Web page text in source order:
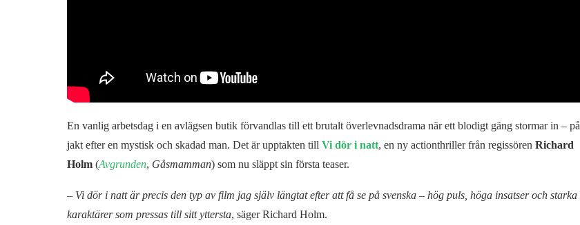
En vanlig arbetsdag i en avlägsen butik förvandlas till ett brutalt överlevnadsdrama när ett blodigt gäng stormar in – på
jakt efter en mystisk och skadad man. Det är upptakten till Vi dör i natt, en ny actionthriller från regissören Richard
Holm(Avgrunden, Gåsmamman) som nu släppt sin första teaser.
– Vi dör i natt är precis den typ av film jag själv längtat efter att få se på svenska – hög puls, höga insatser och starka
karaktärer som pressas till sitt yttersta, säger Richard Holm.